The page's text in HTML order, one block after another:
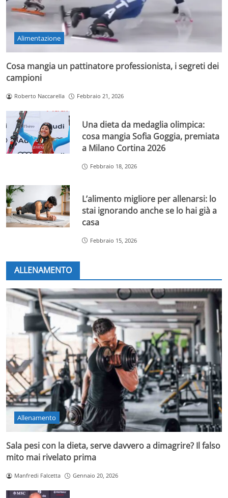
Alimentazione
Cosa mangia un pattinatore professionista, i segreti dei
campioni
Roberto Naccarella Febbraio 21, 2026
Una dieta da medaglia olimpica:
cosa mangia Sofia Goggia, premiata
a Milano Cortina 2026
Febbraio 18, 2026
L’alimento migliore per allenarsi: lo
stai ignorando anche se lo hai già a
casa
Febbraio 15, 2026
ALLENAMENTO
Allenamento
Sala pesi con la dieta, serve davvero a dimagrire? Il falso
mito mai rivelato prima
Manfredi Falcetta Gennaio 20, 2026